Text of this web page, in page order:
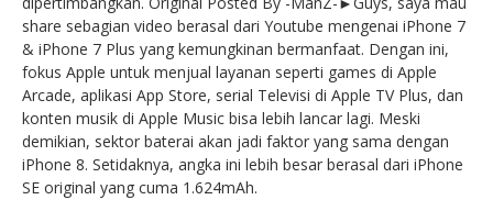
share sebagian video berasal dari Youtube mengenai iPhone 7
& iPhone 7 Plus yang kemungkinan bermanfaat. Dengan ini,
fokus Apple untuk menjual layanan seperti games di Apple
Arcade, aplikasi App Store, serial Televisi di Apple TV Plus, dan
konten musik di Apple Music bisa lebih lancar lagi. Meski
demikian, sektor baterai akan jadi faktor yang sama dengan
iPhone 8. Setidaknya, angka ini lebih besar berasal dari iPhone
SE original yang cuma 1.624mAh.